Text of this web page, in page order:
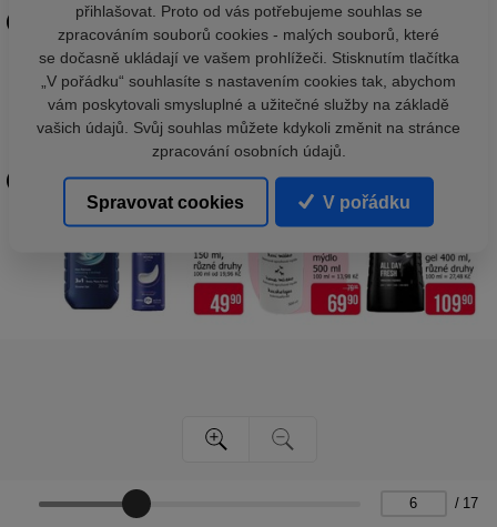
/ 17
přihlašovat. Proto od vás potřebujeme souhlas se
zpracováním souborů cookies - malých souborů, které
se dočasně ukládají ve vašem prohlížeči. Stisknutím tlačítka
„V pořádku“ souhlasíte s nastavením cookies tak, abychom
vám poskytovali smysluplné a užitečné služby na základě
vašich údajů. Svůj souhlas můžete kdykoli změnit na stránce
zpracování osobních údajů.
Spravovat cookies V pořádku